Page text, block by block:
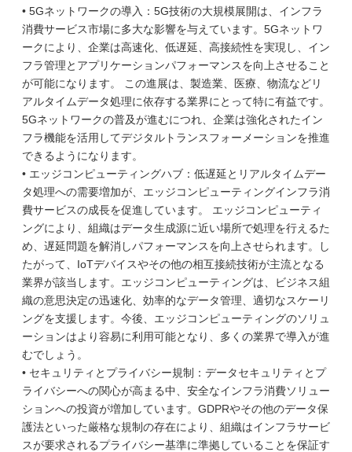
• 5Gネットワークの導入：5G技術の大規模展開は、インフラ
消費サービス市場に多大な影響を与えています。5Gネットワ
ークにより、企業は高速化、低遅延、高接続性を実現し、イン
フラ管理とアプリケーションパフォーマンスを向上させること
が可能になります。 この進展は、製造業、医療、物流などリ
アルタイムデータ処理に依存する業界にとって特に有益です。
5Gネットワークの普及が進むにつれ、企業は強化されたイン
フラ機能を活用してデジタルトランスフォーメーションを推進
できるようになります。
• エッジコンピューティングハブ：低遅延とリアルタイムデー
タ処理への需要増加が、エッジコンピューティングインフラ消
費サービスの成長を促進しています。 エッジコンピューティ
ングにより、組織はデータ生成源に近い場所で処理を行えるた
め、遅延問題を解消しパフォーマンスを向上させられます。し
たがって、IoTデバイスやその他の相互接続技術が主流となる
業界が該当します。エッジコンピューティングは、ビジネス組
織の意思決定の迅速化、効率的なデータ管理、適切なスケーリ
ングを支援します。今後、エッジコンピューティングのソリュ
ーションはより容易に利用可能となり、多くの業界で導入が進
むでしょう。
• セキュリティとプライバシー規制：データセキュリティとプ
ライバシーへの関心が高まる中、安全なインフラ消費ソリュー
ションへの投資が増加しています。GDPRやその他のデータ保
護法といった厳格な規制の存在により、組織はインフラサービ
スが要求されるプライバシー基準に準拠していることを保証す